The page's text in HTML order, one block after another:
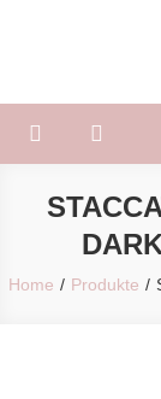
Home Produkte